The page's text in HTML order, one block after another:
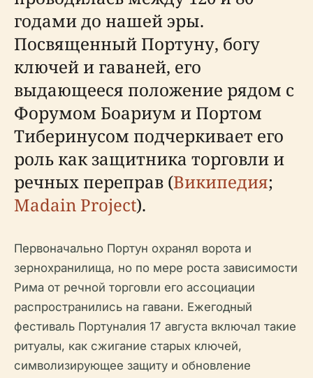
годами до нашей эры.
Посвященный Портуну, богу
ключей и гаваней, его
выдающееся положение рядом с
Форумом Боариум и Портом
Тиберинусом подчеркивает его
роль как защитника торговли и
речных переправ (Википедия;
Madain Project).
Первоначально Портун охранял ворота и
зернохранилища, но по мере роста зависимости
Рима от речной торговли его ассоциации
распространились на гавани. Ежегодный
фестиваль Портуналия 17 августа включал такие
ритуалы, как сжигание старых ключей,
символизирующее защиту и обновление